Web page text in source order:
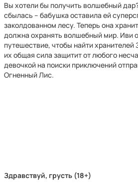
Вы хотели бы получить волшебный
сбылась – бабушка оставила ей
заколдованном лесу. Теперь она
должна охранять волшебный мир. Иви
путешествие, чтобы найти
их общая сила защитит от любого
девочкой на поиски приключений
Огненный Лис.
Здравствуй, грусть (18+)